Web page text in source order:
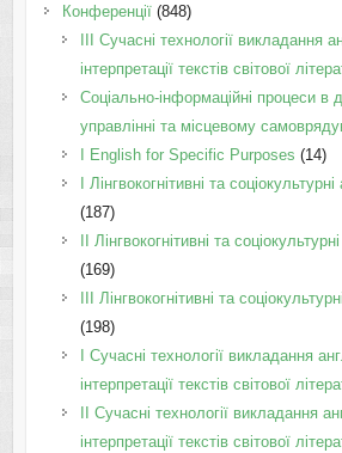
Конференції(848)
III Сучасні технології викладання
інтерпретації текстів світової
Соціально-інформаційні процеси в
управлінні та місцевому
І English for Specific Purposes (14)
I Лінгвокогнітивні та
(187)
IІ Лінгвокогнітивні та
(169)
IІI Лінгвокогнітивні та
(198)
I Cучасні технології викладання
інтерпретації текстів світової
II Cучасні технології викладання
інтерпретації текстів світової